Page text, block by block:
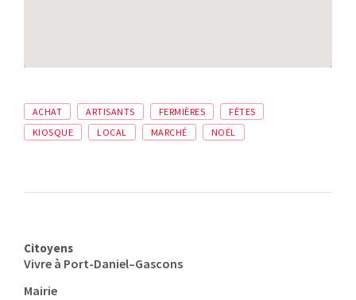
ACHAT ARTISANTS FERMIÈRES
FÊTES
KIOSQUE
LOCAL MARCHÉ NOËL
Citoyens
Vivre à Port-Daniel–Gascons
Mairie